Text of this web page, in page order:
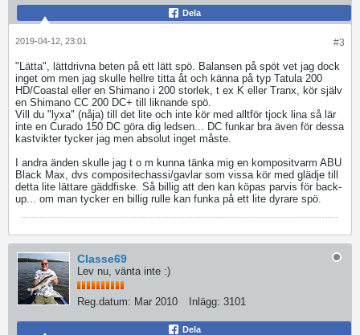
Dela
#3
2019-04-12, 23:01
"Lätta", lättdrivna beten på ett lätt spö. Balansen på spöt vet jag dock
inget om men jag skulle hellre titta åt och känna på typ Tatula 200
HD/Coastal eller en Shimano i 200 storlek, t ex K eller Tranx, kör själv
en Shimano CC 200 DC+ till liknande spö.
Vill du "lyxa" (nåja) till det lite och inte kör med alltför tjock lina så lär
inte en Curado 150 DC göra dig ledsen... DC funkar bra även för dessa
kastvikter tycker jag men absolut inget måste.
I andra änden skulle jag t o m kunna tänka mig en kompositvarm ABU
Black Max, dvs compositechassi/gavlar som vissa kör med glädje till
detta lite lättare gäddfiske. Så billig att den kan köpas parvis för back-
up... om man tycker en billig rulle kan funka på ett lite dyrare spö.
Classe69
Lev nu, vänta inte :)
Reg.datum: Mar 2010 Inlägg: 3101
Dela